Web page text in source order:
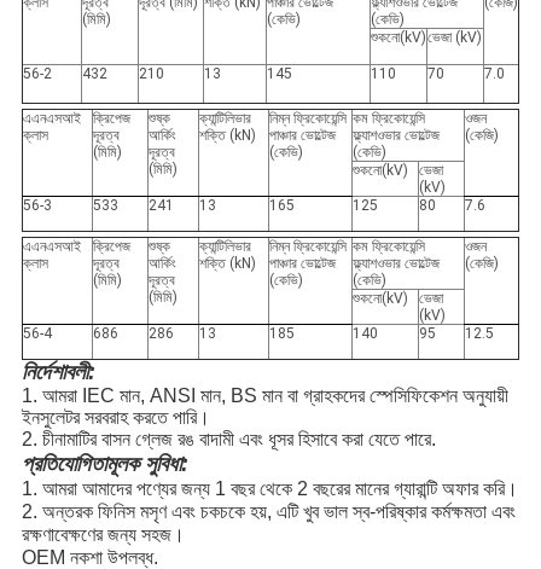
(মিমি)
(কেভি)
(কেভি)
শুকনো(kV)ভেজা (kV)
56-2 432 210 13 145 110 70 7.0
এএনএসআই
ক্লাস
ক্রিপেজ
দূরত্ব
(মিমি)
শুষ্ক
আর্কিং
দূরত্ব
(মিমি)
ক্যান্টিলিভার
শক্তি (kN)
নিম্ন ফ্রিকোয়েন্সি
পাঞ্চার ভোল্টেজ
(কেভি)
কম ফ্রিকোয়েন্সি
ফ্ল্যাশওভার ভোল্টেজ
(কেভি)
ওজন
(কেজি)
শুকনো(kV)
ভেজা
(kV)
56-3
533 241 13 165 125 80 7.6
এএনএসআই
ক্লাস
ক্রিপেজ
দূরত্ব
(মিমি)
শুষ্ক
আর্কিং
দূরত্ব
(মিমি)
ক্যান্টিলিভার
শক্তি (kN)
নিম্ন ফ্রিকোয়েন্সি
পাঞ্চার ভোল্টেজ
(কেভি)
কম ফ্রিকোয়েন্সি
ফ্ল্যাশওভার ভোল্টেজ
(কেভি)
ওজন
(কেজি)
শুকনো(kV)
ভেজা
(kV)
56-4
686 286 13 185 140 95 12.5
নির্দেশাবলী:
1. আমরা IEC মান, ANSI মান, BS মান বা গ্রাহকদের স্পেসিফিকেশন অনুযায়ী
ইনসুলেটর সরবরাহ করতে পারি।
2. চীনামাটির বাসন গ্লেজ রঙ বাদামী এবং ধূসর হিসাবে করা যেতে পারে.
প্রতিযোগিতামূলক সুবিধা:
1. আমরা আমাদের পণ্যের জন্য 1 বছর থেকে 2 বছরের মানের গ্যারান্টি অফার করি।
2. অন্তরক ফিনিস মসৃণ এবং চকচকে হয়, এটি খুব ভাল স্ব-পরিষ্কার কর্মক্ষমতা এবং
রক্ষণাবেক্ষণের জন্য সহজ।
OEM নকশা উপলব্ধ.